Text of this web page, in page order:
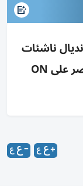
ناشئات
اليد 7 أغسطس برومانيا 4:15م مصر على ON